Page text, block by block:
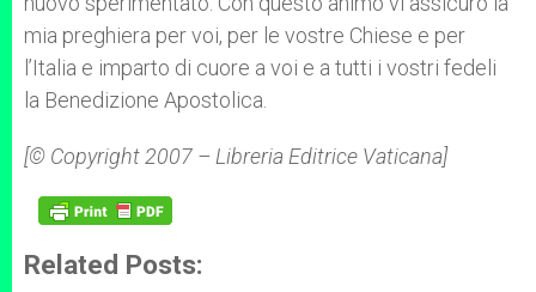
mia preghiera per voi, per le vostre Chiese e per
l’Italia e imparto di cuore a voi e a tutti i vostri fedeli
la Benedizione Apostolica.
[© Copyright 2007 – Libreria Editrice Vaticana]
Related Posts: